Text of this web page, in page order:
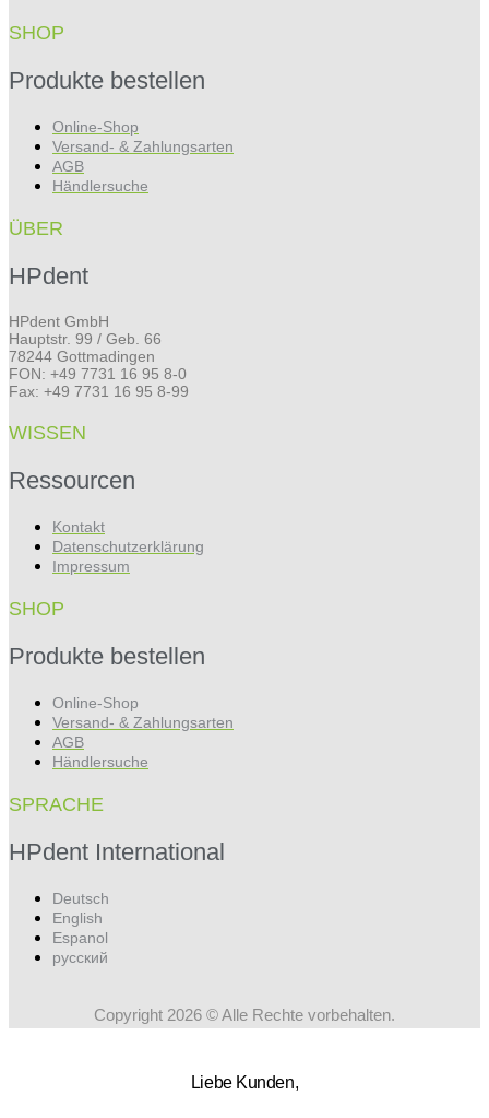
SHOP
Produkte bestellen
Online-Shop
Versand- & Zahlungsarten
AGB
Händlersuche
ÜBER
HPdent
HPdent GmbH
Hauptstr. 99 / Geb. 66
78244 Gottmadingen
FON: +49 7731 16 95 8-0
Fax: +49 7731 16 95 8-99
WISSEN
Ressourcen
Kontakt
Datenschutzerklärung
Impressum
SHOP
Produkte bestellen
Online-Shop
Versand- & Zahlungsarten
AGB
Händlersuche
SPRACHE
HPdent International
Deutsch
English
Espanol
русский
Copyright 2026 © Alle Rechte vorbehalten.
Liebe Kunden,